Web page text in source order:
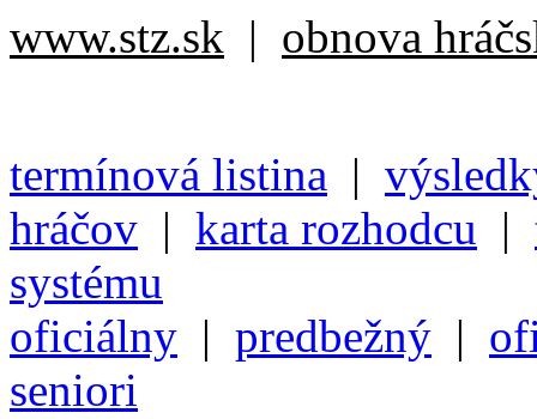
www.stz.sk | obnova
termínová listina |
hráčov | karta rozhodcu |
systému
oficiálny | predbežný |
seniori